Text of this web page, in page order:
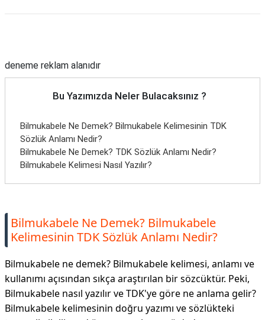
deneme reklam alanıdır
Bu Yazımızda Neler Bulacaksınız ?
Bilmukabele Ne Demek? Bilmukabele Kelimesinin TDK
Sözlük Anlamı Nedir?
Bilmukabele Ne Demek? TDK Sözlük Anlamı Nedir?
Bilmukabele Kelimesi Nasıl Yazılır?
Bilmukabele Ne Demek? Bilmukabele
Kelimesinin TDK Sözlük Anlamı Nedir?
Bilmukabele ne demek? Bilmukabele kelimesi, anlamı ve
kullanımı açısından sıkça araştırılan bir sözcüktür. Peki,
Bilmukabele nasıl yazılır ve TDK'ye göre ne anlama gelir?
Bilmukabele kelimesinin doğru yazımı ve sözlükteki